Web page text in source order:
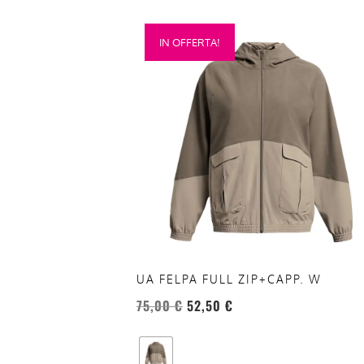
IN OFFERTA!
UA FELPA FULL ZIP+CAPP. W
75,00€ 52,50 €
Questo
prodotto
possono
essere
scelte
del
prodotto